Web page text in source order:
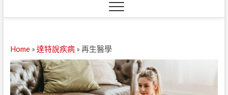
Home» 達特說疾病» 再生醫學